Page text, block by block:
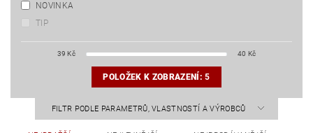
NOVINKA
TIP
39 Kč 40 Kč
POLOŽEK K ZOBRAZENÍ:5
FILTR PODLE PARAMETRŮ, VLASTNOSTÍ A VÝROBCŮ